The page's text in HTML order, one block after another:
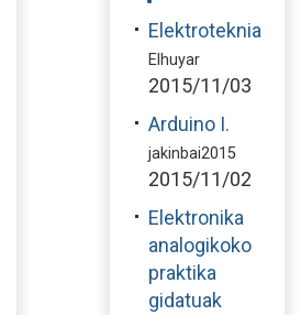
Elektroteknia
Elhuyar
2015/11/03
Arduino I.
jakinbai2015
2015/11/02
Elektronika
analogikoko
praktika
gidatuak